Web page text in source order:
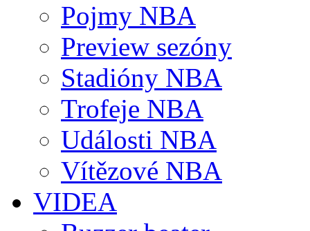
Pojmy NBA
Preview sezóny
Stadióny NBA
Trofeje NBA
Události NBA
Vítězové NBA
VIDEA